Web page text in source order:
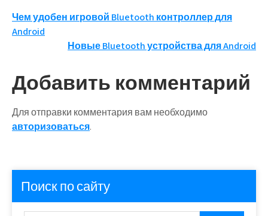
Навигация
по
Чем удобен игровой Bluetooth контроллер для
Android
Новые Bluetooth устройства для Android
Добавить комментарий
Для отправки комментария вам необходимо
авторизоваться.
Поиск по сайту